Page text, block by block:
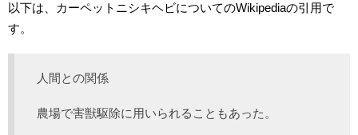
以下は、カーペットニシキヘビについてのWikipediaの引用で
す。
人間との関係
農場で害獣駆除に用いられることもあった。